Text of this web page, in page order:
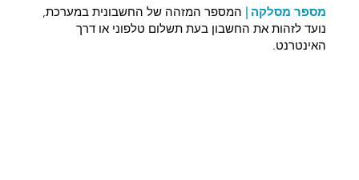
מספר מסלקה | המספר המזהה של החשבונית במערכת,
נועד לזהות את החשבון בעת תשלום טלפוני או דרך
האינטרנט.